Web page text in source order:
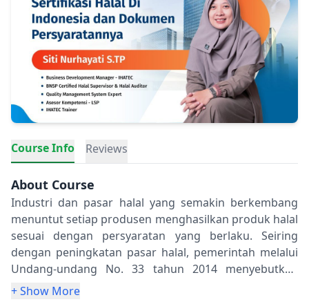
Course Info Reviews
About Course
Industri dan pasar halal yang semakin berkembang
menuntut setiap produsen menghasilkan produk halal
sesuai dengan persyaratan yang berlaku. Seiring
dengan peningkatan pasar halal, pemerintah melalui
Undang-undang No. 33 tahun 2014 menyebutkan
bahwa produk yang masuk, beredar dan
+ Show More